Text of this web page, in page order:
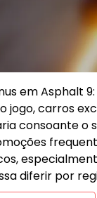
em Asphalt
jogo, carros
consoante o
diferir por